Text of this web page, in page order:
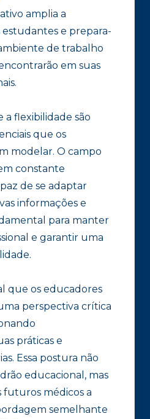
amplia a
e prepara-
de trabalho
em suas
a flexibilidade são
que os
modelar. O campo
constante
de se adaptar
informações e
para manter
e garantir uma
que os educadores
perspectiva crítica
práticas e
Essa postura não
educacional, mas
futuros médicos a
semelhante